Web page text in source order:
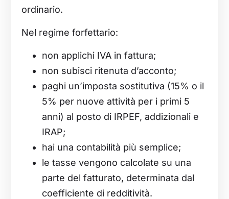
ordinario.
Nel regime forfettario:
non applichi IVA in fattura;
non subisci ritenuta d’acconto;
paghi un’imposta sostitutiva (15% o il
5% per nuove attività per i primi 5
anni) al posto di IRPEF, addizionali e
IRAP;
hai una contabilità più semplice;
le tasse vengono calcolate su una
parte del fatturato, determinata dal
coefficiente di redditività.